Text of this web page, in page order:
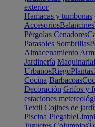
exterior
Hamacas y tumbonas
AccesoriosBalancines
Pérgolas Cenadores
Parasoles Sombrillas
Almacenamiento
Jardinería Maquinaria
UrbanosRiegoPlantas
Cocina Barbacoas
Decoración Grifos y
estaciones
Textil Cojines de
Piscina Plegable